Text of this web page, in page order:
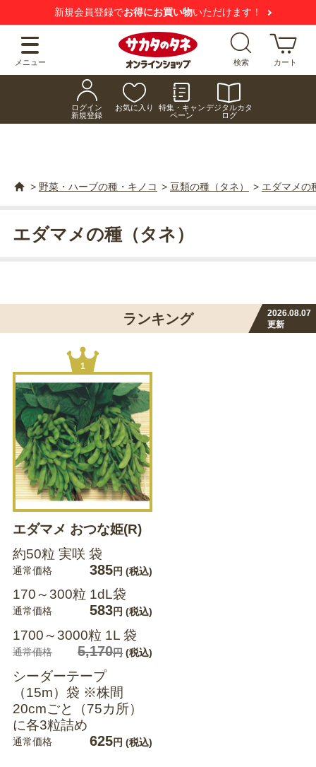
新規会員登録でお得にお買い物いただけます！
メニュー 検索 カート
ログイン
新規登録
お気に入り
特集・キャン
ペーン
デジタルカタ
ログ
> 野菜・ハーブの種・キノコ > 豆類の種（タネ） > エダマメの
エダマメの種（タネ）
ランキング
2026.08.07
更新
1
エダマメ おつな姫(R)
約50粒 実咲 袋
通常価格 385円 (税込)
170～300粒 1dL袋
通常価格 583円 (税込)
1700～3000粒 1L 袋
通常価格 5,170円(税込)
シーダーテープ
（15m）袋 ※株間
20cmごと（75カ所）
に各3粒詰め
通常価格 625円 (税込)